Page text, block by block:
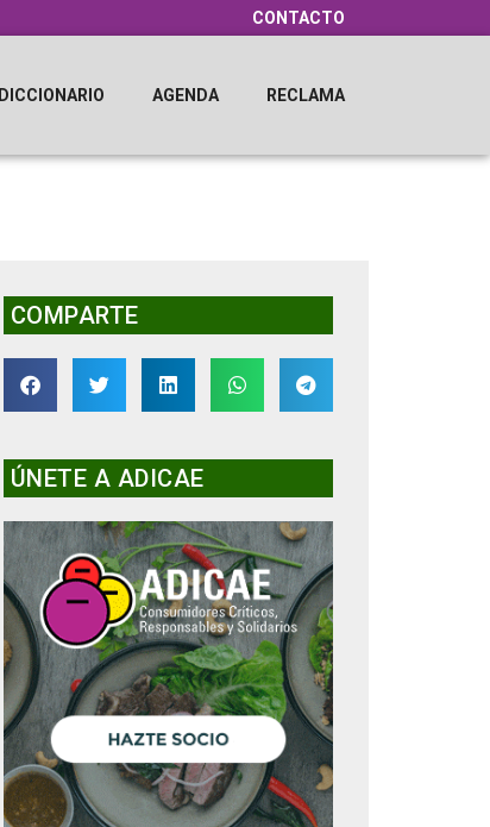
CONTACTO
DICCIONARIO AGENDA RECLAMA
COMPARTE
ÚNETE A ADICAE